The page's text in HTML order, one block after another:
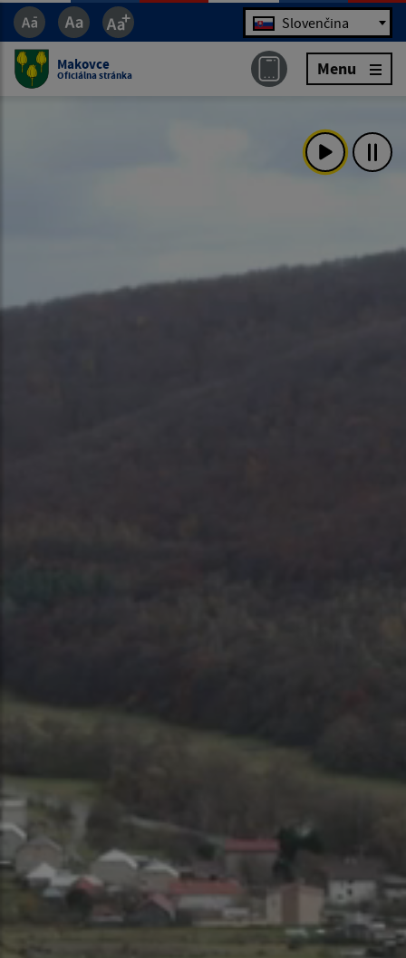
Jazyk Slovenčina
Makovce
Oficiálna stránka Menu